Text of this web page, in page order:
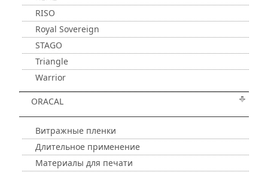
RISO
Royal Sovereign
STAGO
Triangle
Warrior
ORACAL
Витражные пленки
Длительное применение
Материалы для печати